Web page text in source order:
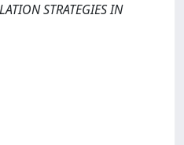
STRATEGIES IN